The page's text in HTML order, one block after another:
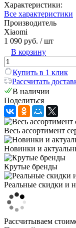
Характеристики:
Все характеристики
Производитель
Xiaomi
1 090 руб. / шт
В корзину
Купить в 1 клик
Рассчитать
В наличии
Поделиться
Весь ассортимент
Новинки и
Крутые бренды
Реальные скидки и
Рассчитываем